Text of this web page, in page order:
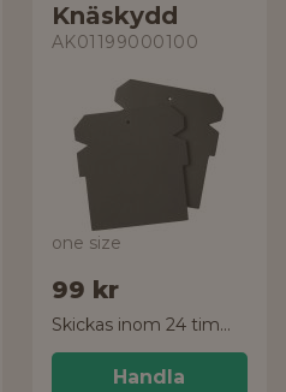
Knäskydd
AK01199000100
one size
99 kr
Skickas inom 24 timmar!
Handla